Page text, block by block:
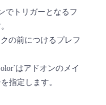
でトリガーとなるフ
の前につけるプレフ
はアドオンのメイ
指定します。